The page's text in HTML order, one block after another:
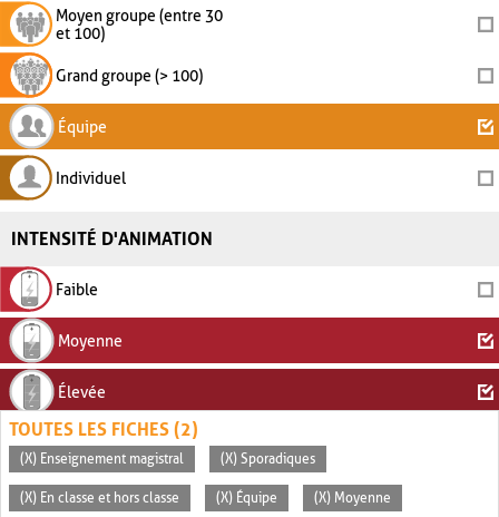
Moyen groupe (entre 30
et 100)
Grand groupe (> 100)
Équipe
Individuel
INTENSITÉ D'ANIMATION
Faible
Moyenne
Élevée
TOUTES LES FICHES (2)
(X) Enseignement magistral (X) Sporadiques
(X) En classe et hors classe (X) Équipe (X) Moyenne